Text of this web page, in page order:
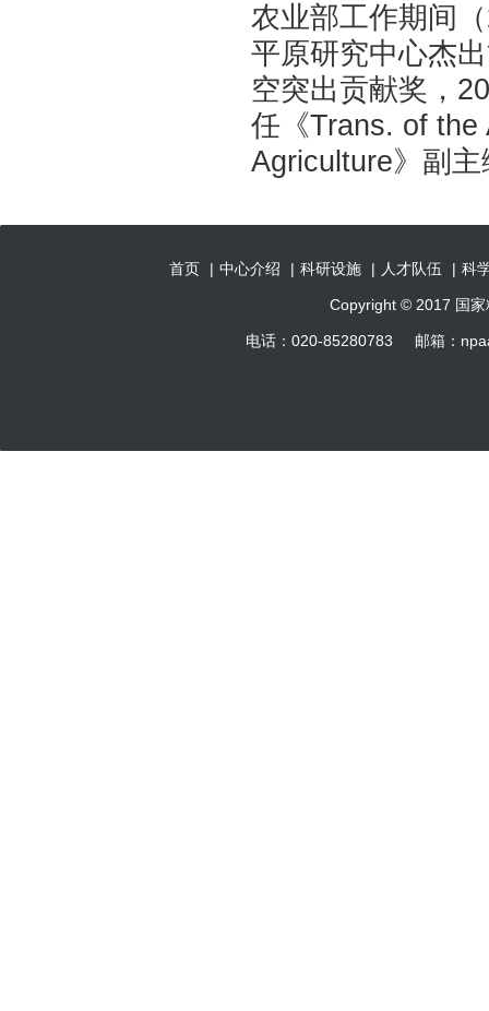
农业部工作期间
平原研究中心杰
空突出贡献奖，
任《Trans. of the
Agriculture》副
首页 | 中心介绍 | 科研设施 | 人才队伍 | 科
Copyright © 2017 国
电话：020-85280783 邮箱：